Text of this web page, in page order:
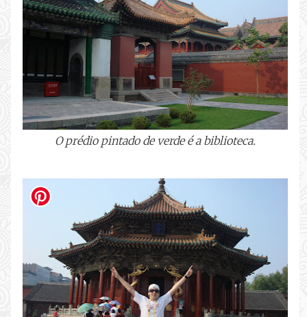
O prédio pintado de verde é a biblioteca.